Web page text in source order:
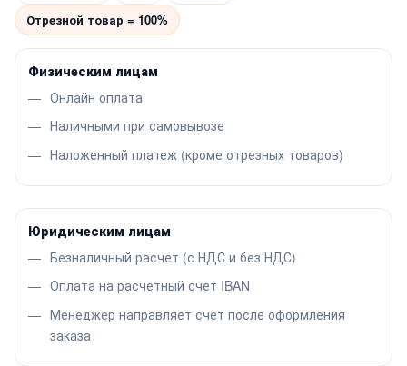
Отрезной товар = 100%
Физическим лицам
Онлайн оплата
Наличными при самовывозе
Наложенный платеж (кроме отрезных товаров)
Юридическим лицам
Безналичный расчет (с НДС и без НДС)
Оплата на расчетный счет IBAN
Менеджер направляет счет после оформления
заказа